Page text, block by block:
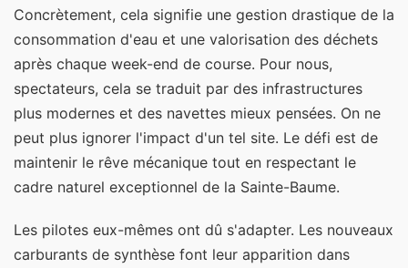
Concrètement, cela signifie une gestion drastique de la
consommation d'eau et une valorisation des déchets
après chaque week-end de course. Pour nous,
spectateurs, cela se traduit par des infrastructures
plus modernes et des navettes mieux pensées. On ne
peut plus ignorer l'impact d'un tel site. Le défi est de
maintenir le rêve mécanique tout en respectant le
cadre naturel exceptionnel de la Sainte-Baume.
Les pilotes eux-mêmes ont dû s'adapter. Les nouveaux
carburants de synthèse font leur apparition dans